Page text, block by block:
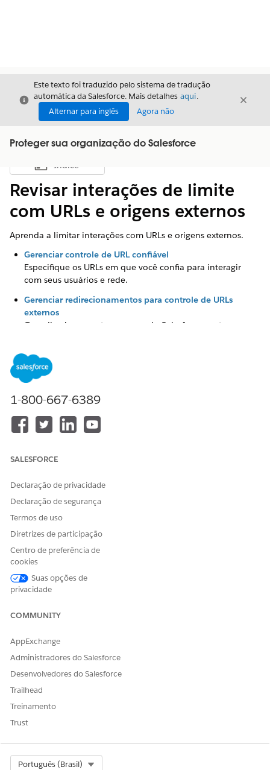
Fechar
Este texto foi traduzido pelo sistema de tradução
automática da Salesforce. Mais detalhes aqui.
Alternar para inglês
Agora não
Fechar
Proteger sua organização do Salesforce
Mostrar índice
Índice
Revisar interações de limite
com URLs e origens externos
Aprenda a limitar interações com URLs e origens externos.
Gerenciar controle de URL confiável
Especifique os URLs em que você confia para interagir
com seus usuários e rede.
Gerenciar redirecionamentos para controle de URLs
externos
Os redirecionamentos seguros do Salesforce protegem os
domínios explicitamente adicionados à lista de URLs
confiáveis.
Controle da lista de permissões do CORS
(Compartilhamento de recurso entre origens) é um
controle de segurança que permite que os
confiáveis permitidos para realizar solicitações entre
ESTE ARTIGO RESOLVEU SEU PROBLEMA?
1-800-667-6389
SALESFORCE
Declaração de privacidade
Declaração de segurança
Termos de uso
Diretrizes de participação
Centro de preferência de
cookies
Suas opções de
privacidade
COMMUNITY
AppExchange
Administradores do Salesforce
Desenvolvedores do Salesforce
Trailhead
Treinamento
Trust
Português (Brasil)